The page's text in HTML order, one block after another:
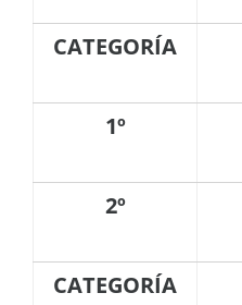
CATEGORÍA
1º
2º
CATEGORÍA